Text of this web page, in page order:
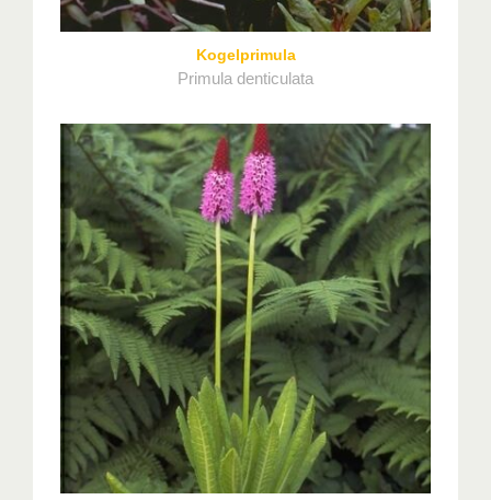
Kogelprimula
Primula denticulata